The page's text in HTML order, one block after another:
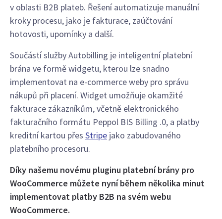
v oblasti B2B plateb. Řešení automatizuje manuální
kroky procesu, jako je fakturace, zaúčtování
hotovosti, upomínky a další.
Součástí služby Autobilling je inteligentní platební
brána ve formě widgetu, kterou lze snadno
implementovat na e-commerce weby pro správu
nákupů při placení. Widget umožňuje okamžité
fakturace zákazníkům, včetně elektronického
fakturačního formátu Peppol BIS Billing .0, a platby
kreditní kartou přes Stripe jako zabudovaného
platebního procesoru.
Díky našemu novému pluginu platební brány pro
WooCommerce můžete nyní během několika minut
implementovat platby B2B na svém webu
WooCommerce.